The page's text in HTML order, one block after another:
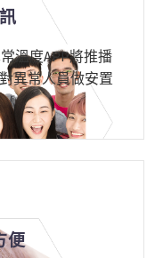
溫度APP將推播
異常人員做安置
便